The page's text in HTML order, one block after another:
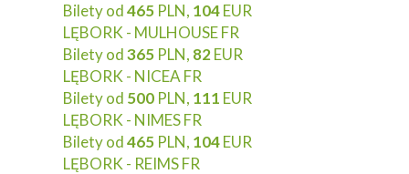
Bilety od465 PLN, 104EUR
LĘBORK - MULHOUSE FR
Bilety od365 PLN, 82EUR
LĘBORK - NICEA FR
Bilety od 500 PLN, 111 EUR
LĘBORK - NIMES FR
Bilety od465 PLN, 104EUR
LĘBORK - REIMS FR